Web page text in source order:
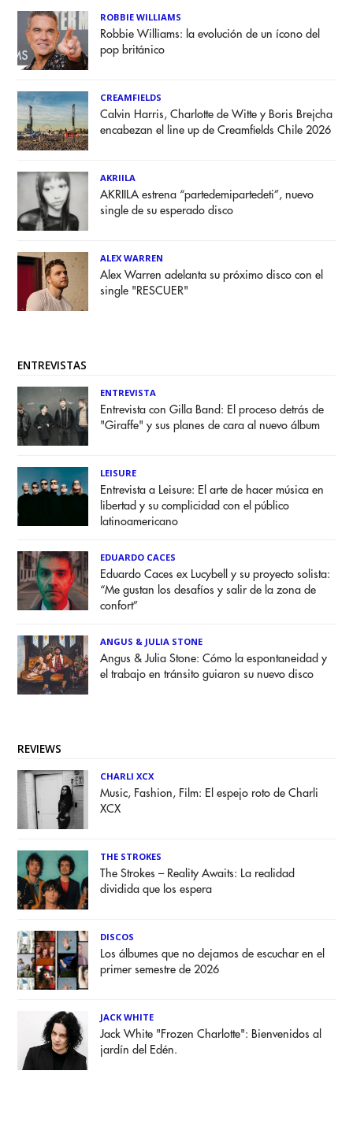
ROBBIE WILLIAMS
Robbie Williams: la evolución de un ícono del
pop británico
CREAMFIELDS
Calvin Harris, Charlotte de Witte y Boris Brejcha
encabezan el line up de Creamfields Chile 2026
AKRIILA
AKRIILA estrena “partedemipartedeti”, nuevo
single de su esperado disco
ALEX WARREN
Alex Warren adelanta su próximo disco con el
single "RESCUER"
ENTREVISTAS
ENTREVISTA
Entrevista con Gilla Band: El proceso detrás de
"Giraffe" y sus planes de cara al nuevo álbum
LEISURE
Entrevista a Leisure: El arte de hacer música en
libertad y su complicidad con el público
latinoamericano
EDUARDO CACES
Eduardo Caces ex Lucybell y su proyecto solista:
“Me gustan los desafíos y salir de la zona de
confort”
ANGUS & JULIA STONE
Angus & Julia Stone: Cómo la espontaneidad y
el trabajo en tránsito guiaron su nuevo disco
REVIEWS
CHARLI XCX
Music, Fashion, Film: El espejo roto de Charli
XCX
THE STROKES
The Strokes – Reality Awaits: La realidad
dividida que los espera
DISCOS
Los álbumes que no dejamos de escuchar en el
primer semestre de 2026
JACK WHITE
Jack White "Frozen Charlotte": Bienvenidos al
jardín del Edén.